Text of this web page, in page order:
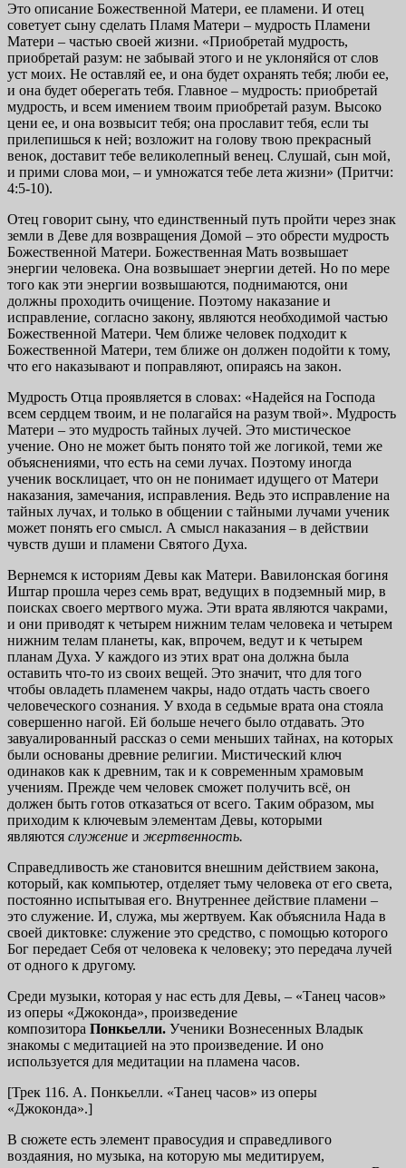
Это описание Божественной Матери, ее пламени. И отец
советует сыну сделать Пламя Матери – мудрость Пламени
Матери – частью своей жизни. «Приобретай мудрость,
приобретай разум: не забывай этого и не уклоняйся от слов
уст моих. Не оставляй ее, и она будет охранять тебя; люби ее,
и она будет оберегать тебя. Главное – мудрость: приобретай
мудрость, и всем имением твоим приобретай разум. Высоко
цени ее, и она возвысит тебя; она прославит тебя, если ты
прилепишься к ней; возложит на голову твою прекрасный
венок, доставит тебе великолепный венец. Слушай, сын мой,
и прими слова мои, – и умножатся тебе лета жизни» (Притчи:
4:5-10).
Отец говорит сыну, что единственный путь пройти через знак
земли в Деве для возвращения Домой – это обрести мудрость
Божественной Матери. Божественная Мать возвышает
энергии человека. Она возвышает энергии детей. Но по мере
того как эти энергии возвышаются, поднимаются, они
должны проходить очищение. Поэтому наказание и
исправление, согласно закону, являются необходимой частью
Божественной Матери. Чем ближе человек подходит к
Божественной Матери, тем ближе он должен подойти к тому,
что его наказывают и поправляют, опираясь на закон.
Мудрость Отца проявляется в словах: «Надейся на Господа
всем сердцем твоим, и не полагайся на разум твой». Мудрость
Матери – это мудрость тайных лучей. Это мистическое
учение. Оно не может быть понято той же логикой, теми же
объяснениями, что есть на семи лучах. Поэтому иногда
ученик восклицает, что он не понимает идущего от Матери
наказания, замечания, исправления. Ведь это исправление на
тайных лучах, и только в общении с тайными лучами ученик
может понять его смысл. А смысл наказания – в действии
чувств души и пламени Святого Духа.
Вернемся к историям Девы как Матери. Вавилонская богиня
Иштар прошла через семь врат, ведущих в подземный мир, в
поисках своего мертвого мужа. Эти врата являются чакрами,
и они приводят к четырем нижним телам человека и четырем
нижним телам планеты, как, впрочем, ведут и к четырем
планам Духа. У каждого из этих врат она должна была
оставить что-то из своих вещей. Это значит, что для того
чтобы овладеть пламенем чакры, надо отдать часть своего
человеческого сознания. У входа в седьмые врата она стояла
совершенно нагой. Ей больше нечего было отдавать. Это
завуалированный рассказ о семи меньших тайнах, на которых
были основаны древние религии. Мистический ключ
одинаков как к древним, так и к современным храмовым
учениям. Прежде чем человек сможет получить всё, он
должен быть готов отказаться от всего. Таким образом, мы
приходим к ключевым элементам Девы, которыми
являются служение и жертвенность.
Справедливость же становится внешним действием закона,
который, как компьютер, отделяет тьму человека от его света,
постоянно испытывая его. Внутреннее действие пламени –
это служение. И, служа, мы жертвуем. Как объяснила Нада в
своей диктовке: служение это средство, с помощью которого
Бог передает Себя от человека к человеку; это передача лучей
от одного к другому.
Среди музыки, которая у нас есть для Девы, – «Танец часов»
из оперы «Джоконда», произведение
композитора Понкьелли. Ученики Вознесенных Владык
знакомы с медитацией на это произведение. И оно
используется для медитации на пламена часов.
[Трек 116. А. Понкьелли. «Танец часов» из оперы
«Джоконда».]
В сюжете есть элемент правосудия и справедливого
воздаяния, но музыка, на которую мы медитируем,